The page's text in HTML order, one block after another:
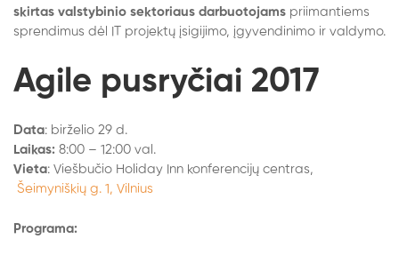
skirtas valstybinio sektoriaus darbuotojams priimantiems
sprendimus dėl IT projektų įsigijimo, įgyvendinimo ir valdymo.
Agile pusryčiai 2017
Data: birželio 29 d.
Laikas: 8:00 – 12:00 val.
Vieta: Viešbučio Holiday Inn konferencijų centras,
Šeimyniškių g. 1, Vilnius
Programa: